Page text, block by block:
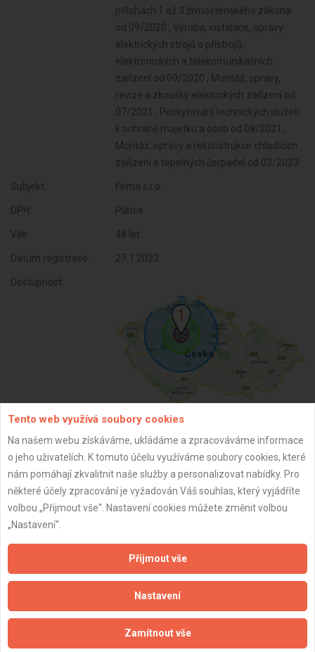
přílohách 1 až 3 živnostenského zákona
od 09/2020 , Výroba, instalace, opravy
elektrických strojů a přístrojů,
elektronických a telekomunikačních
zařízení od 09/2020 , Montáž, opravy,
revize a zkoušky elektrických zařízení od
07/2021 , Poskytování technických služeb
k ochraně majetku a osob od 08/2021 ,
Montáž, opravy a rekonstrukce chladících
zařízení a tepelných čerpadel od 03/2023
Subjekt: Firma s.r.o.
DPH: Plátce
Věk: 48 let
Datum registrace: 27.1.2023
Dostupnost:
ZPĚT
Aktualizováno z portálu ARES dne 29.12.2023 02:30:11
Důležité informace
Tento web využívá soubory cookies
Na našem webu získáváme, ukládáme a zpracováváme informace
o jeho uživatelích. K tomuto účelu využíváme soubory cookies, které
nám pomáhají zkvalitnit naše služby a personalizovat nabídky. Pro
některé účely zpracování je vyžadován Váš souhlas, který vyjádříte
volbou „Přijmout vše“. Nastavení cookies můžete změnit volbou
„Nastavení“.
Přijmout vše
Nastavení
Zamítnout vše